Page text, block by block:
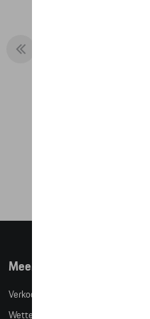
Meer info
Verkoopsvoorwaarden
Wettelijke bepalingen